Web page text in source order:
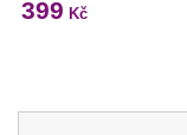
399 Kč